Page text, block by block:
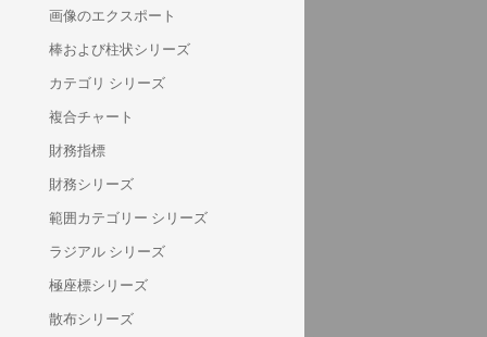
画像のエクスポート
棒および柱状シリーズ
カテゴリ シリーズ
複合チャート
財務指標
財務シリーズ
範囲カテゴリー シリーズ
ラジアル シリーズ
極座標シリーズ
散布シリーズ
現在の項目を選択
シミュレーション オプション:
新しい日を追加する
選択した日を削除する
選択した日を左へ移動
連続移動シミュレーションを再生する
シミュレーションを一時停止する